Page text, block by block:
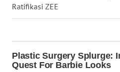
Ratifikasi ZEE
MALUKU
MALUT
WN